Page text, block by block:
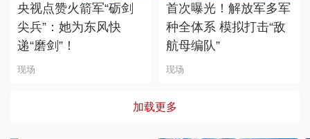
央视点赞火箭军“砺剑
尖兵”：她为东风快
递“磨剑”！
现场
首次曝光！解放军多军
种全体系 模拟打击“敌
航母编队”
现场
加载更多